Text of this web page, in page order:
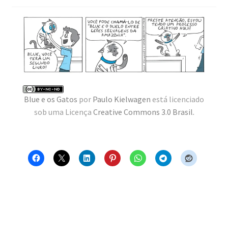
LOJA
CONTATO
MINHA CONTA
Blue e os Gatos por Paulo Kielwagen está licenciado
sob uma Licença Creative Commons 3.0 Brasil.